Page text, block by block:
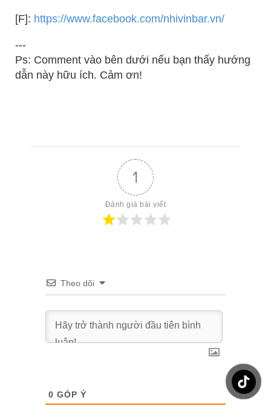
[F]: https://www.facebook.com/nhivinbar.vn/
---
Ps: Comment vào bên dưới nếu bạn thấy hướng
dẫn này hữu ích. Cảm ơn!
1
Đánh giá bài viết
Theo dõi
0 GÓP Ý